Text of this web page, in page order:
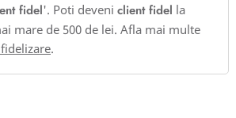
fidel'. Poti deveni client fidel la
mare de 500 de lei. Afla mai multe
.